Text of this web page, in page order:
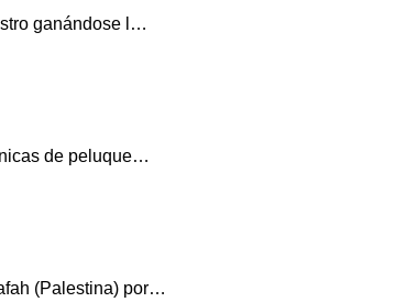
ganándose l…
de peluque…
(Palestina) por…